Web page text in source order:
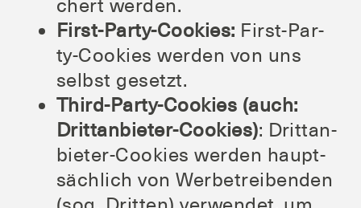
chert werden.
First-Par­ty-Coo­kies: First-Par­
ty-Coo­kies wer­den von uns
selbst gesetzt.
Third-Par­ty-Coo­kies (auch:
Dritt­an­bie­ter-Coo­kies): Dritt­an­
bie­ter-Coo­kies wer­den haupt­
säch­lich von Wer­be­trei­ben­den